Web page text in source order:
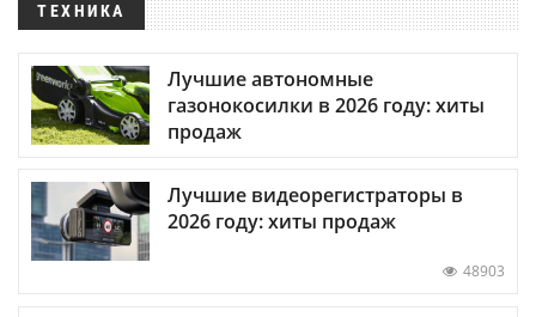
ТЕХНИКА
Лучшие автономные
газонокосилки в 2026 году: хиты
продаж
Лучшие видеорегистраторы в
2026 году: хиты продаж
48903